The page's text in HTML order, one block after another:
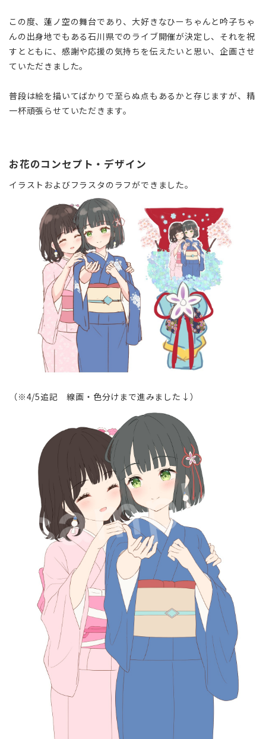
この度、蓮ノ空の舞台であり、大好きなひーちゃんと吟子ちゃ
んの出身地でもある石川県でのライブ開催が決定し、それを祝
すとともに、感謝や応援の気持ちを伝えたいと思い、企画させ
ていただきました。
普段は絵を描いてばかりで至らぬ点もあるかと存じますが、精
一杯頑張らせていただきます。
お花のコンセプト・デザイン
イラストおよびフラスタのラフができました。
（※4/5追記 線画・色分けまで進みました↓）